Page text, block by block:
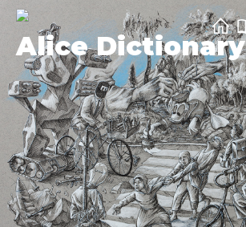
Alice Dictionary